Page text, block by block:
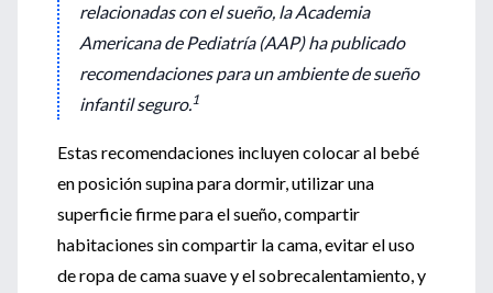
relacionadas con el sueño, la Academia
Americana de Pediatría (AAP) ha publicado
recomendaciones para un ambiente de sueño
infantil seguro.1
Estas recomendaciones incluyen colocar al bebé
en posición supina para dormir, utilizar una
superficie firme para el sueño, compartir
habitaciones sin compartir la cama, evitar el uso
de ropa de cama suave y el sobrecalentamiento, y